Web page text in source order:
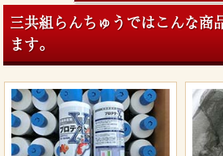
三共組らんちゅうではこんな商
ます。